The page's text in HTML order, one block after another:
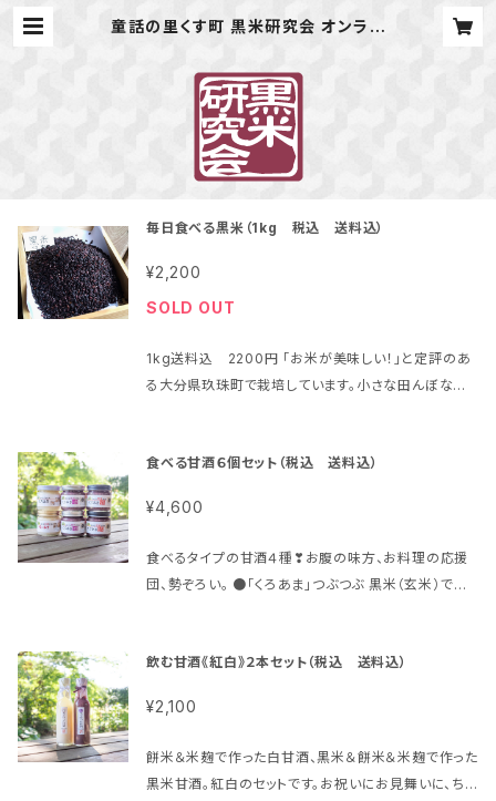
童話の里くす町 黒米研究会 オンライ
毎日食べる黒米（1kg 税込 送料込）
¥2,200
SOLD OUT
1kg送料込 2200円 「お米が美味しい！」と定評のあ
る大分県玖珠町で栽培しています。小さな田んぼなが
取り体験」や「黒米甘酒作り講習会」などもやりながら
食べる甘酒６個セット（税込 送料込）
¥4,600
食べるタイプの甘酒４種❣お腹の味方、お料理の応援
団、勢ぞろい。 ●「くろあま」つぶつぶ 黒米（玄米）で作
酒。粒なし。 リッチな甘さとこってり感。 ●「玄あま」 玄
ま」 白米で作った甘酒。お砂糖の代わりに料理に使う
飲む甘酒《紅白》２本セット（税込 送料込）
¥2,100
餅米＆米麹で作った白甘酒、黒米＆餅米＆米麹で作った
黒米甘酒。紅白のセットです。お祝いにお見舞いに、ちょ